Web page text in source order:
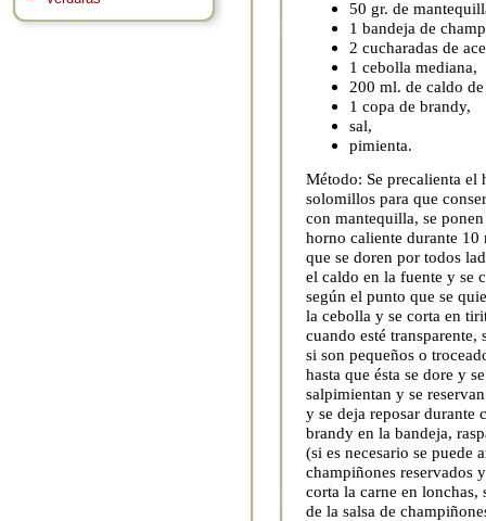
50 gr. de
1 bandeja de
2 cucharadas de
1 cebolla mediana,
200 ml. de caldo
1 copa de brandy,
sal,
pimienta.
Método: Se precalienta el
solomillos para que
con mantequilla, se
horno caliente durante 10
que se doren por todos
el caldo en la fuente y se
según el punto que se
la cebolla y se corta en
cuando esté
si son pequeños o
hasta que ésta se dore y
salpimientan y se
y se deja reposar durante
brandy en la bandeja,
(si es necesario se puede
champiñones reservados
corta la carne en lonchas,
de la salsa de